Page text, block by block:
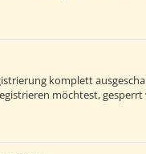
komplett
möchtest,